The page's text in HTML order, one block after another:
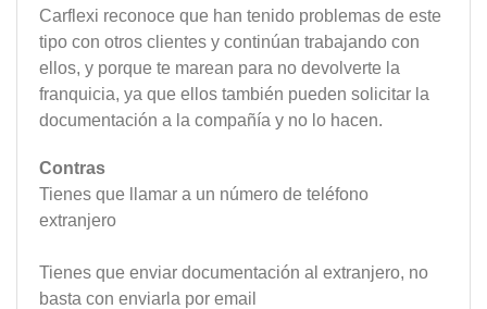
Carflexi reconoce que han tenido problemas de este
tipo con otros clientes y continúan trabajando con
ellos, y porque te marean para no devolverte la
franquicia, ya que ellos también pueden solicitar la
documentación a la compañía y no lo hacen.
Contras
Tienes que llamar a un número de teléfono
extranjero
Tienes que enviar documentación al extranjero, no
basta con enviarla por email